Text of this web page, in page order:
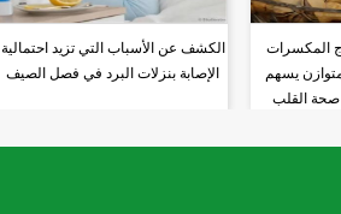
المكسرات
يسهم
القلب
الكشف عن الأسباب التي تزيد احتمالية
الإصابة بنزلات البرد في فصل الصيف